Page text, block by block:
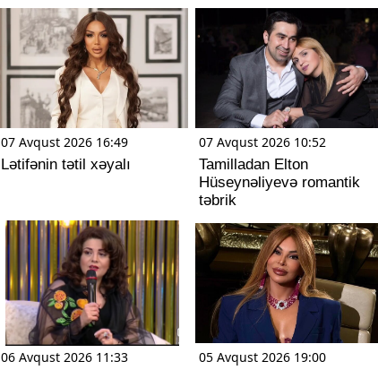
07 Avqust 2026 16:49
Lətifənin tətil xəyalı
07 Avqust 2026 10:52
Tamilladan Elton
Hüseynəliyevə romantik
təbrik
06 Avqust 2026 11:33
05 Avqust 2026 19:00